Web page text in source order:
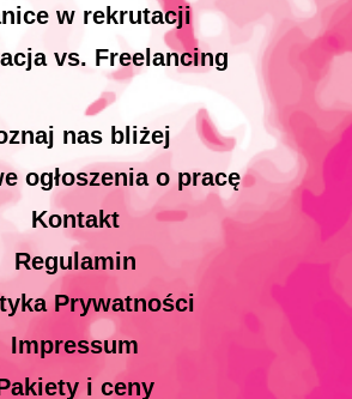
w rekrutacji
vs. Freelancing
nas bliżej
ogłoszenia o pracę
Kontakt
Regulamin
Prywatności
Impressum
i ceny